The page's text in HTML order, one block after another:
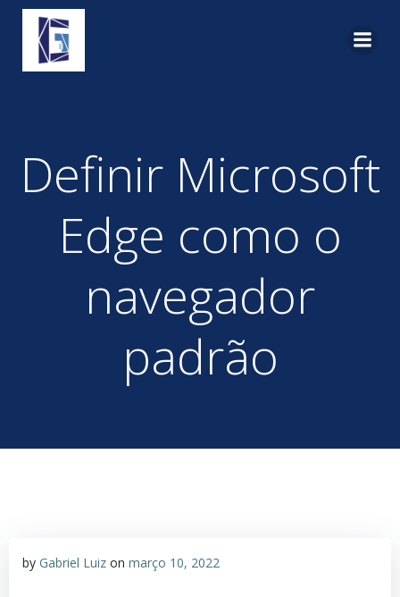
Definir Microsoft
Edge como o
navegador
padrão
by Gabriel Luiz on março 10, 2022